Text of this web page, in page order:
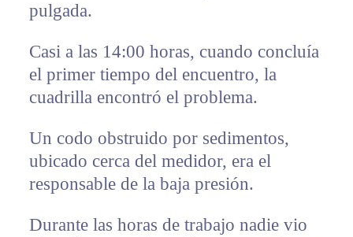
pulgada.
Casi a las 14:00 horas, cuando concluía
el primer tiempo del encuentro, la
cuadrilla encontró el problema.
Un codo obstruido por sedimentos,
ubicado cerca del medidor, era el
responsable de la baja presión.
Durante las horas de trabajo nadie vio